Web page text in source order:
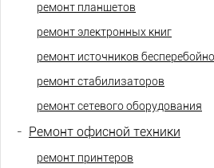
ремонт планшетов
ремонт электронных книг
ремонт источников
ремонт стабилизаторов
ремонт сетевого оборудования
- Ремонт офисной техники
ремонт принтеров